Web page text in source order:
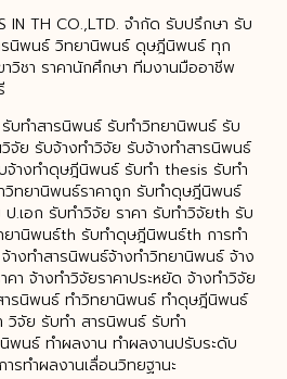
IN TH CO.,LTD. จำกัด รับปรึกษา รับ
รนิพนธ์ วิทยานิพนธ์ ดุษฎีนิพนธ์ ทุก
วิชา ราคานักศึกษา ทีมงานมืออาชีพ
บทำสารนิพนธ์ รับทำวิทยานิพนธ์ รับ
ย รับจ้างทําวิจัย รับจ้างทำสารนิพนธ์
จ้างทำดุษฎีนิพนธ์ รับทำ thesis รับทำ
วิทยานิพนธ์ราคาถูก รับทำดุษฎีนิพนธ์
ป.เอก รับทำวิจัย ราคา รับทำวิจัยth รับ
านิพนธ์th รับทำดุษฎีนิพนธ์th การทำ
างทำสารนิพนธ์จ้างทำวิทยานิพนธ์ จ้าง
า จ้างทำวิจัยราคาประหยัด จ้างทำวิจัย
สารนิพนธ์ ทำวิทยานิพนธ์ ทำดุษฎีนิพนธ์
จัย รับทำ สารนิพนธ์ รับทำ
นธ์ ทำผลงาน ทำผลงานปรับระดับ
รทำผลงานเลื่อนวิทยฐานะ